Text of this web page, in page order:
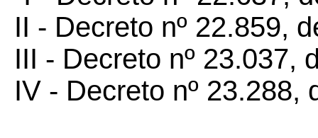
II - Decreto nº 22.859,
III - Decreto nº 23.037,
IV - Decreto nº 23.288,